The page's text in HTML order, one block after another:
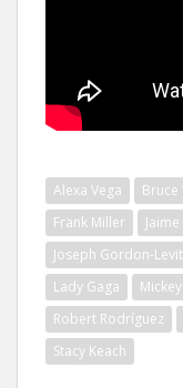
Alexa Vega Bruce
Frank Miller
Joseph Gordon-
Lady Gaga
Robert Rodríguez
Stacy Keach